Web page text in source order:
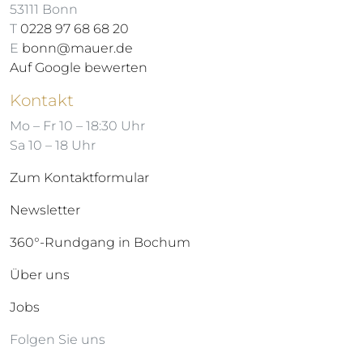
53111 Bonn
T 0228 97 68 68 20
E bonn@mauer.de
Auf Google bewerten
Kontakt
Mo – Fr 10 – 18:30 Uhr
Sa 10 – 18 Uhr
Zum Kontaktformular
Newsletter
360°-Rundgang in Bochum
Über uns
Jobs
Folgen Sie uns